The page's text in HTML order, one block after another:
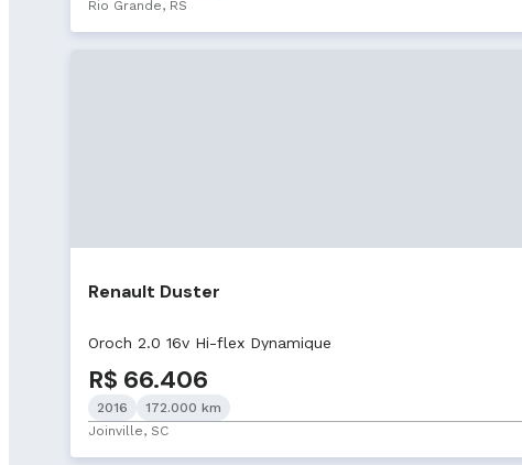
Rio Grande, RS
Renault Duster
Oroch 2.0 16v Hi-flex Dynamique
R$ 66.406
2016
172.000 km
Joinville, SC